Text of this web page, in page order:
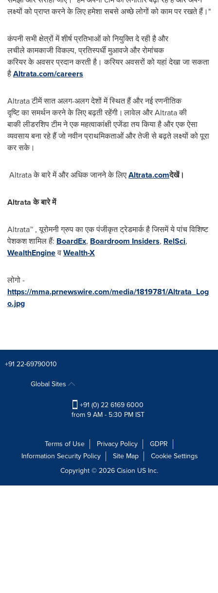
लक्ष्यों को प्राप्त करने के लिए हमेशा सबसे अच्छे लोगों को काम पर रखते हैं।"
कंपनी सभी क्षेत्रों में शीर्ष प्रतिभाओं को नियुक्ति दे रही है और
लचीले कामकाजी विकल्प, प्रतिस्पर्धी मुआवजे और रोमांचक
करियर के अवसर प्रदान करती है। करियर अवसरों को यहां देखा जा सकता
हैAltrata.com/careers
Altrata टीमें सात अलग-अलग देशों में स्थित हैं और नई रणनीतिक
दृष्टि का समर्थन करने के लिए बढ़ती रहेंगी। लावेल और Altrata की
बाकी लीडरशिप टीम ने एक महत्वाकांक्षी एजेंडा तय किया है और एक ऐसा
व्यवसाय बना रहे हैं जो नवीन प्राथमिकताओं और तेजी से बढ़ते लक्ष्यों को पूरा
कर सके।
Altrata के बारे में और अधिक जानने के लिएAltrata.comदेखें।
Altrataकेबारेमें
Altrata™ , यूरोमनी ग्रुप का एक पंजीकृत ट्रेडमार्क है जिसमें ये पांच विशिष्ट
पेशकश शामिल हैं: BoardEx, Boardroom Insiders, RelSci,
WealthEngineवWealth-X
लोगो -
https://mma.prnewswire.com/media/1819781/Altrata_Log
o.jpg
+91 22-69790010
Global Sites
+91 (0) 22 6169 6000
from 9 AM - 5:30 PM IST
Terms of Use Privacy Policy
GDPR
Information Security Policy
Site Map
Cookie Settings
Copyright © 2026Cision US Inc.